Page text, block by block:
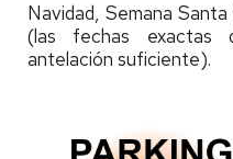
Navidad, Semana
(las fechas exactas
antelación suficiente).